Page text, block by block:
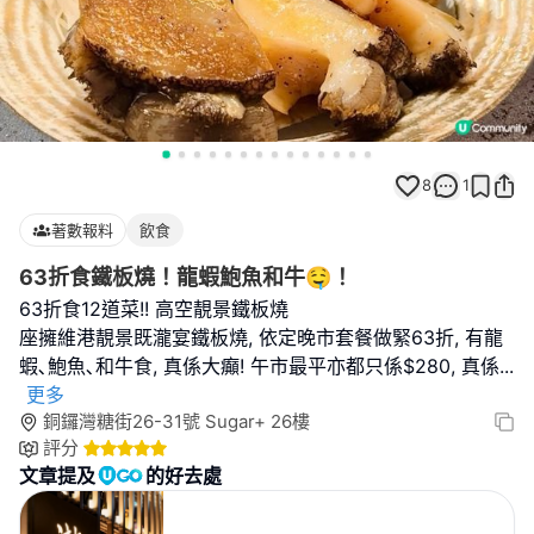
8 1
著數報料 飲食
63折食鐵板燒！龍蝦鮑魚和牛🤤！
63折食12道菜!! 高空靚景鐵板燒
座擁維港靚景既瀧宴鐵板燒, 依定晚市套餐做緊63折, 有龍
蝦､鮑魚､和牛食, 真係大癲! 午市最平亦都只係$280, 真係...
更多
銅鑼灣糖街26-31號 Sugar+ 26樓
評分
文章提及 的好去處